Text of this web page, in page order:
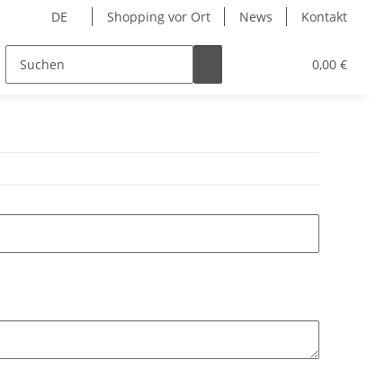
DE Shopping vor Ort News Kontakt
0,00 €
Hersteller